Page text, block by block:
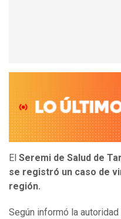
El Seremi de Salud de
se registró un caso de
región.
Según informó la autoridad